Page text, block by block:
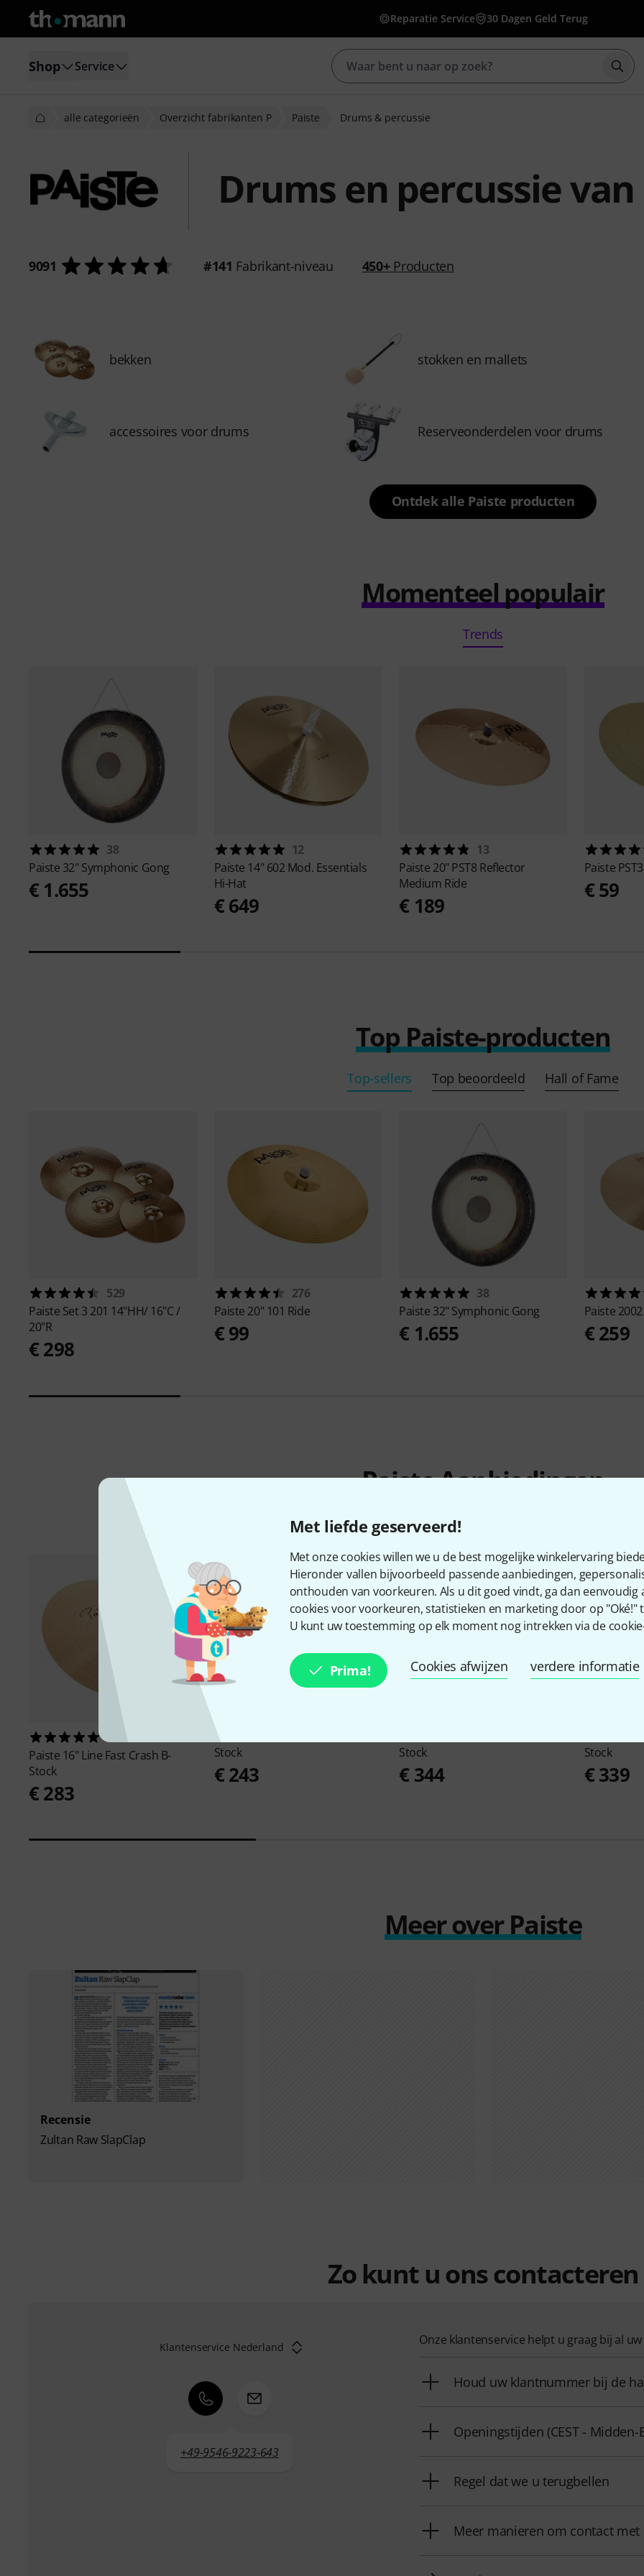
Met liefde geserveerd!
Met onze cookies willen we u de best mogelijke winkelervaring
Hieronder vallen bijvoorbeeld passende aanbiedingen,
onthouden van voorkeuren. Als u dit goed vindt, ga dan
cookies voor voorkeuren, statistieken en marketing door op "Oké!"
U kunt uw toestemming op elk moment nog intrekken via de
Prima! Cookies afwijzen verdere informatie
Reparatie Service 30 Dagen Geld Terug
Shop Service
alle categorieën Overzicht fabrikanten P Paiste Drums & percussie
Drums en percussie
9091 #141 Fabrikant-niveau 450+Producten
bekken stokken en mallets
accessoires voor drums Reserveonderdelen voor drums
Ontdek alle Paiste producten
Momenteel populair
Trends
38
Paiste 32" Symphonic Gong
€ 1.655
12
Paiste 14" 602 Mod. Essentials
Hi-Hat
€ 649
13
Paiste 20" PST8 Reflector
Medium Ride
€ 189
Paiste
€ 59
Top Paiste-producten
Top-sellers Top beoordeeld Hall of Fame
529
Paiste Set 3 201 14"HH/ 16"C /
20"R
€ 298
276
Paiste 20" 101 Ride
€ 99
38
Paiste 32" Symphonic Gong
€ 1.655
Paiste
€ 259
Paiste Aanbiedingen
Blow-Outs
Paiste 16" Line Fast Crash B-
Stock
€ 283
Paiste
Stock
€ 243
Stock
€ 344
Stock
€ 339
Meer over Paiste
Recensie
Zultan Raw SlapClap
Zo kunt u ons contacteren
Klantenservice Nederland
+49-9546-9223-643
Onze klantenservice helpt u graag bij al
Houd uw klantnummer bij de
Openingstijden (CEST -
Regel dat we u terugbellen
Meer manieren om contact